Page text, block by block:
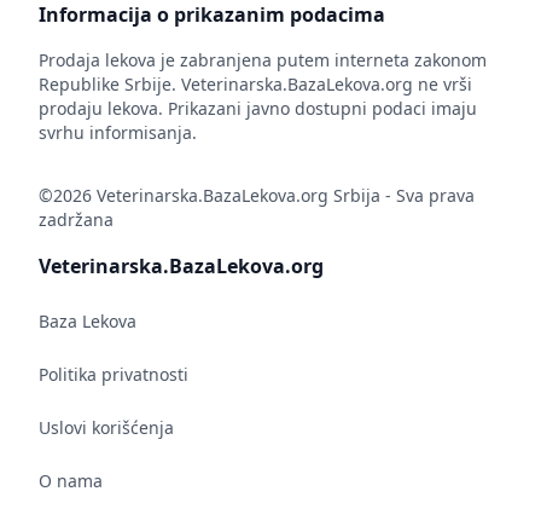
Informacija o prikazanim podacima
Prodaja lekova je zabranjena putem interneta zakonom
Republike Srbije. Veterinarska.BazaLekova.org ne vrši
prodaju lekova. Prikazani javno dostupni podaci imaju
svrhu informisanja.
©2026 Veterinarska.BazaLekova.org Srbija - Sva prava
zadržana
Veterinarska.BazaLekova.org
Baza Lekova
Politika privatnosti
Uslovi korišćenja
O nama